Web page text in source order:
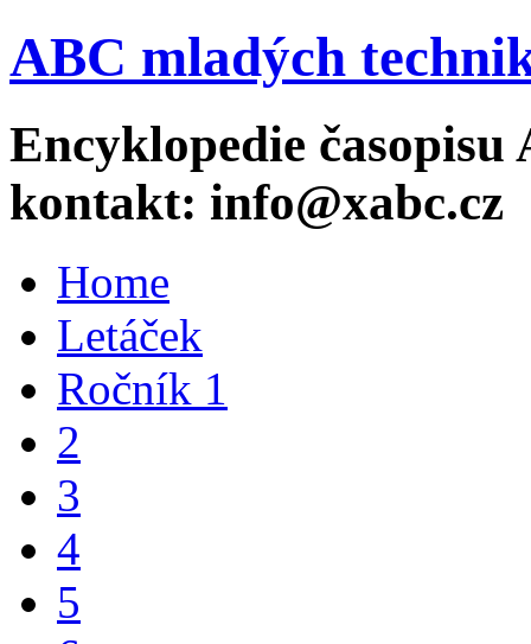
ABC mladých
Encyklopedie časopisu
kontakt: info@xabc.cz
Home
Letáček
Ročník 1
2
3
4
5